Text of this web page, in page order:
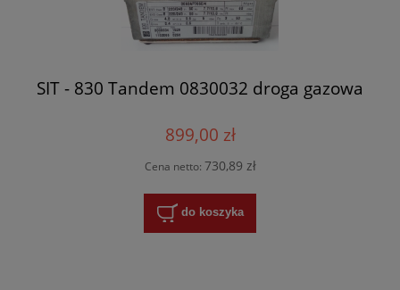
SIT - 830 Tandem 0830032 droga gazowa
899,00 zł
Cena netto: 730,89 zł
do koszyka